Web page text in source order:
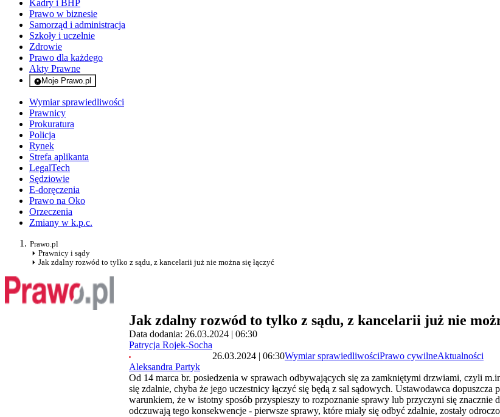
Kadry i BHP
Prawo w biznesie
Samorząd i administracja
Szkoły i uczelnie
Zdrowie
Prawo dla każdego
Akty Prawne
Moje Prawo.pl
- rejestracja i logowanie do serwisu
Wymiar sprawiedliwości
Prawnicy
Prokuratura
Policja
Rynek
Strefa aplikanta
LegalTech
Sędziowie
E-doręczenia
Prawo na Oko
Orzeczenia
Zmiany w k.p.c.
Prawo.pl
Prawnicy i sądy
Jak zdalny rozwód to tylko z sądu, z kancelarii już nie można się łączyć
Jak zdalny rozwód to tylko z sądu, z kancelarii już nie
Data dodania: 26.03.2024 | 06:30
Patrycja Rojek-Socha
Aleksandra Partyk
26.03.2024 | 06:30Wymiar sprawiedliwościPrawo cywilneAktualności
Od 14 marca br. posiedzenia w sprawach odbywających się za zamkniętymi drzwiami, czyli
się zdalnie, chyba że jego uczestnicy łączyć się będą z sal sądowych. Ustawodawca dopuszcza
warunkiem, że w istotny sposób przyspieszy to rozpoznanie sprawy lub przyczyni się znacznie
odczuwają tego konsekwencje - pierwsze sprawy, które miały się odbyć zdalnie, zostały